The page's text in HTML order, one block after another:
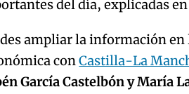
del día, explicadas
ampliar la información
conCastilla-La
García Castelbón y María